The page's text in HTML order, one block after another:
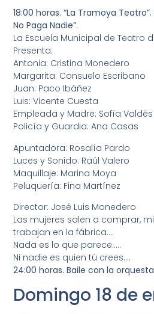
18:00 horas. “La Tramoya
No Paga Nadie”.
La Escuela Municipal de Teatro
Presenta:
Antonia: Cristina Monedero
Margarita: Consuelo Escribano
Juan: Paco Ibáñez
Luis: Vicente Cuesta
Empleada y Madre: Sofía Valdés
Policía y Guardia: Ana Casas
Apuntadora: Rosalía Pardo
Luces y Sonido: Raúl Valero
Maquillaje: Marina Moya
Peluquería: Fina Martínez
Director: José Luis Monedero
Las mujeres salen a comprar,
trabajan en la fábrica….
Nada es lo que parece…..
Ni nadie es quien tú crees….
24:00 horas. Baile con la orquesta
Domingo 18 de